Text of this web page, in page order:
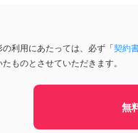
の利用にあたっては、必ず「契約
ものとさせていただきます。
無